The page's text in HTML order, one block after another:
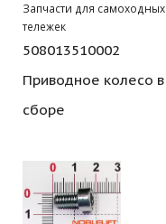
Запчасти для самоходных
тележек
508013510002
Приводное колесо в
сборе